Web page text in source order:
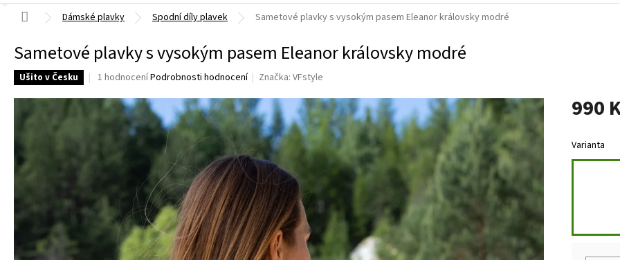
Domů
Dámské plavky Spodní díly plavek Sametové plavky s vysokým pasem Eleanor královsky modré
Sametové plavky s vysokým pasem Eleanor královsky modré
Ušito v Česku
Průměrné
produktu
hvězdiček.
1 hodnoceníPodrobnosti hodnocení Značka:VFstyle
990
cena:
Varianta